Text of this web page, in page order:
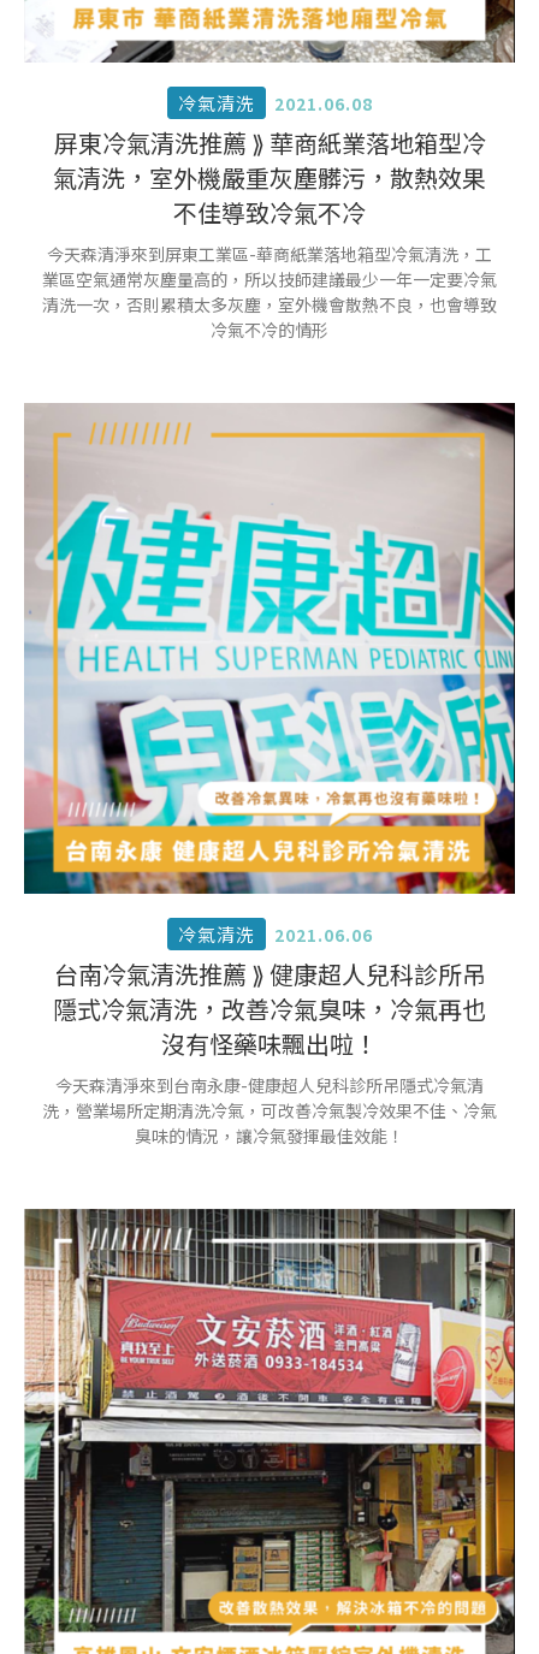
冷氣清洗 2021.06.08
屏東冷氣清洗推薦 ⟫ 華商紙業落地箱型冷
氣清洗，室外機嚴重灰塵髒污，散熱效果
不佳導致冷氣不冷
今天森清淨來到屏東工業區-華商紙業落地箱型冷氣清洗，工
業區空氣通常灰塵量高的，所以技師建議最少一年一定要冷氣
清洗一次，否則累積太多灰塵，室外機會散熱不良，也會導致
冷氣不冷的情形
冷氣清洗 2021.06.06
台南冷氣清洗推薦 ⟫ 健康超人兒科診所吊
隱式冷氣清洗，改善冷氣臭味，冷氣再也
沒有怪藥味飄出啦！
今天森清淨來到台南永康-健康超人兒科診所吊隱式冷氣清
洗，營業場所定期清洗冷氣，可改善冷氣製冷效果不佳、冷氣
臭味的情況，讓冷氣發揮最佳效能！